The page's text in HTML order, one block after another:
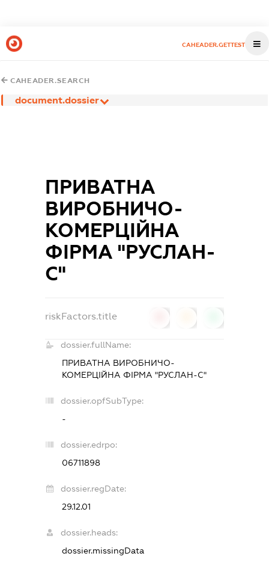
CAHEADER.GETTEST
CAHEADER.SEARCH
document.dossier
ПРИВАТНА
ВИРОБНИЧО-
КОМЕРЦІЙНА
ФІРМА "РУСЛАН-
С"
riskFactors.title
dossier.fullName:
ПРИВАТНА ВИРОБНИЧО-
КОМЕРЦІЙНА ФІРМА "РУСЛАН-С"
dossier.opfSubType:
-
dossier.edrpo:
06711898
dossier.regDate:
29.12.01
dossier.heads:
dossier.missingData